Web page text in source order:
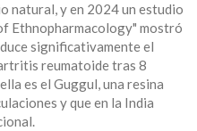
natural, y en 2024 un estudio
Ethnopharmacology" mostró
significativamente el
reumatoide tras 8
es el Guggul, una resina
y que en la India